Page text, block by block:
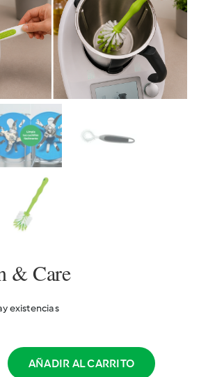
& Care
existencias
AÑADIR AL CARRITO